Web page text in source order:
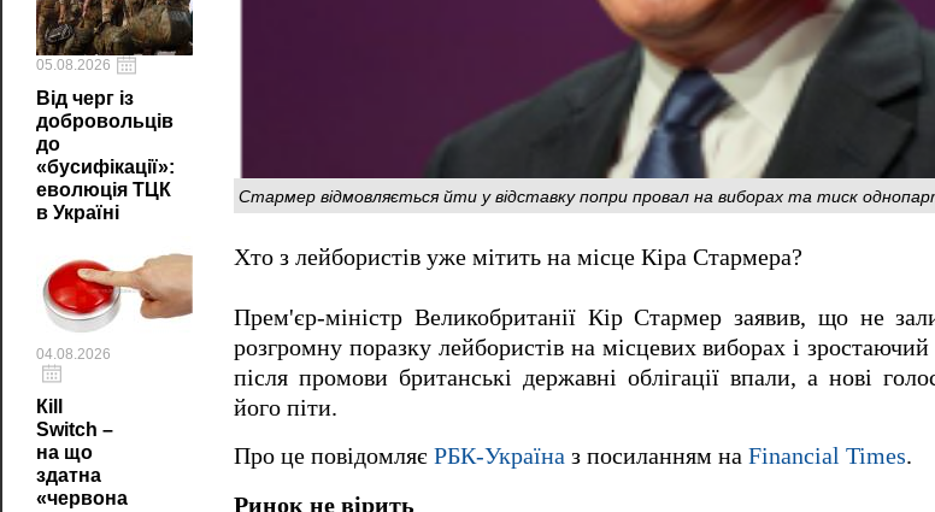
05.08.2026
Від черг із
добровольців
до
«бусифікації»:
еволюція ТЦК
в Україні
04.08.2026
Кill
Switch –
на що
здатна
«червона
Стармер відмовляється йти у відставку попри провал на виборах та тиск
Хто з лейбористів уже мітить на місце Кіра Стармера?
Прем'єр-міністр Великобританії Кір Стармер заявив, що не
розгромну поразку лейбористів на місцевих виборах і зростаючий
після промови британські державні облігації впали, а нові
його піти.
Про це повідомляє РБК-Україна з посиланням на Financial Times.
Ринок не вірить